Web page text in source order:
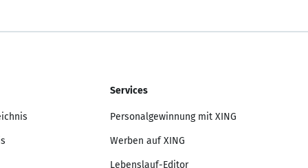
Services
Personalgewinnung mit XING
Werben auf XING
Lebenslauf-Editor